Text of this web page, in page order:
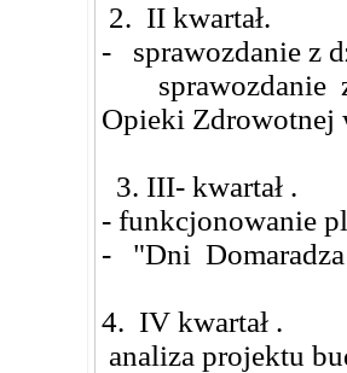
2. II kwartał.
- sprawozdanie z
sprawozdanie z
Opieki Zdrowotnej
3. III- kwartał .
- funkcjonowanie
- "Dni Domaradza
4. IV kwartał .
analiza projektu